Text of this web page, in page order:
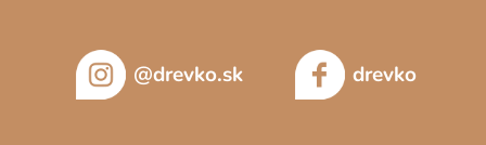
@drevko.sk drevko